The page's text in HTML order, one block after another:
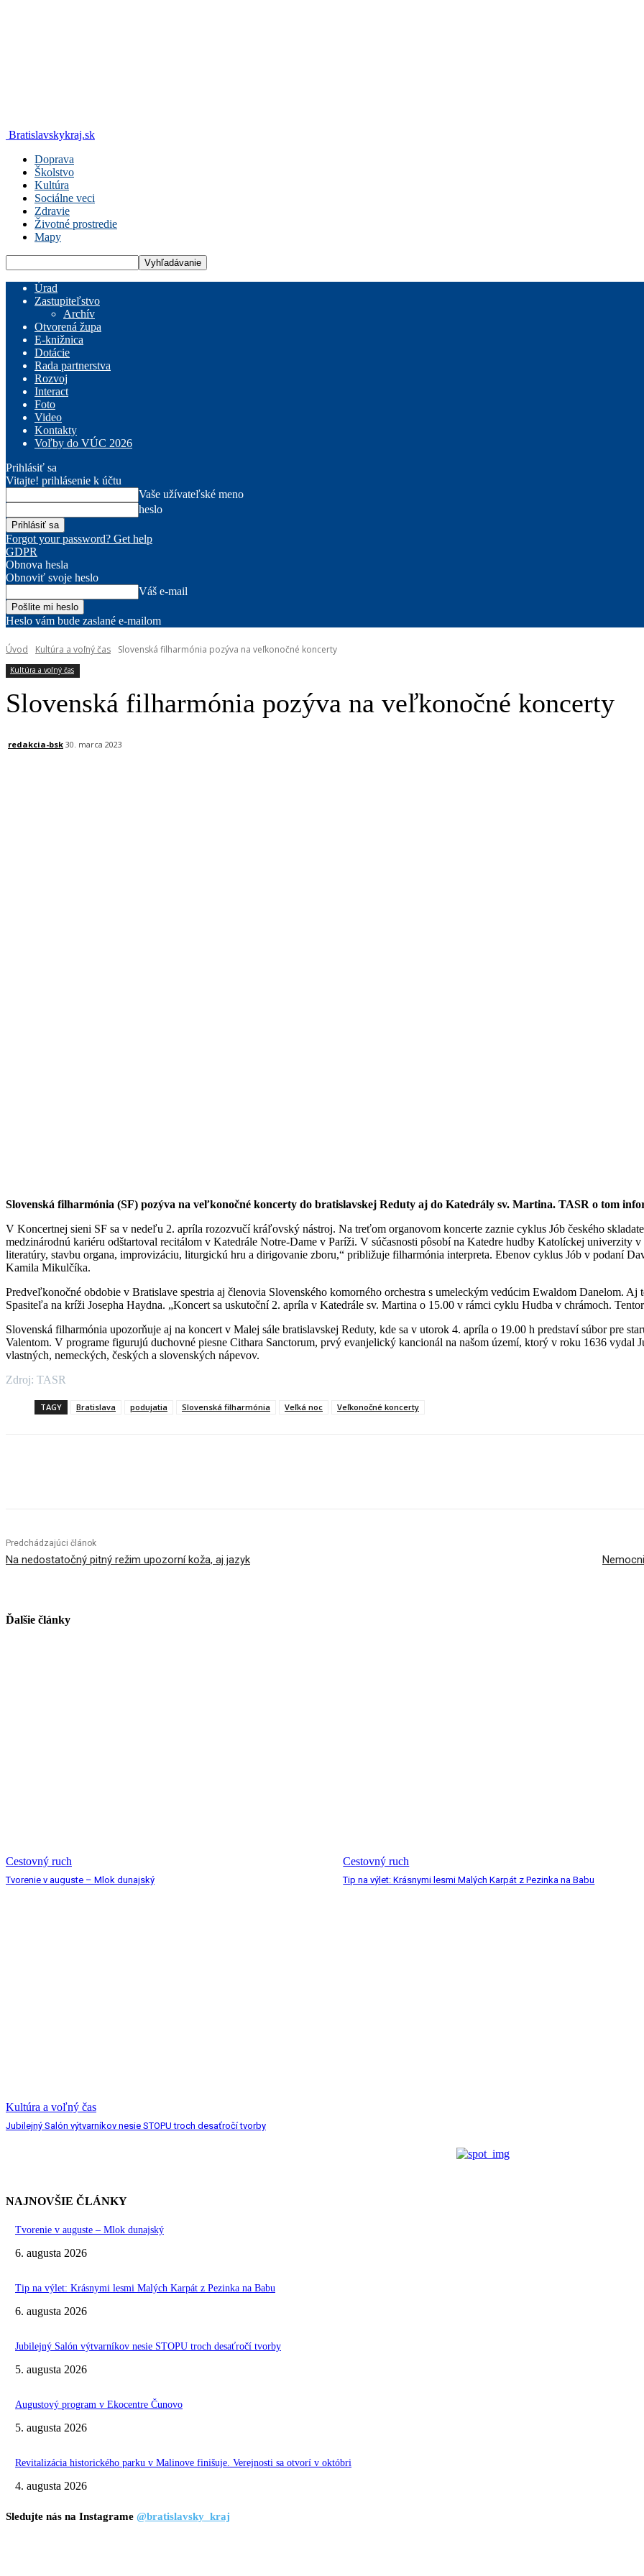
Bratislavskykraj.sk
Doprava
Školstvo
Kultúra
Sociálne veci
Zdravie
Životné prostredie
Mapy
Úrad
Zastupiteľstvo
Archív
Otvorená župa
E-knižnica
Dotácie
Rada partnerstva
Rozvoj
Interact
Foto
Video
Kontakty
Voľby do VÚC 2026
Prihlásiť sa
Vitajte! prihlásenie k účtu
Vaše užívateľské meno
heslo
Forgot your password? Get help
GDPR
Obnova hesla
Obnoviť svoje heslo
Váš e-mail
Heslo vám bude zaslané e-mailom
Úvod Kultúra a voľný čas Slovenská filharmónia pozýva na veľkonočné koncerty
Kultúra a voľný čas
Slovenská filharmónia pozýva na veľkonočné koncerty
redakcia-bsk 30. marca 2023
Slovenská filharmónia (SF) pozýva na veľkonočné koncerty do bratislavskej Reduty aj do Katedrály sv. Martina. TASR o tom
V Koncertnej sieni SF sa v nedeľu 2. apríla rozozvučí kráľovský nástroj. Na treťom organovom koncerte zaznie cyklus Jób českého
medzinárodnú kariéru odštartoval recitálom v Katedrále Notre-Dame v Paríži. V súčasnosti pôsobí na Katedre hudby Katolíckej univerzity
literatúry, stavbu organa, improvizáciu, liturgickú hru a dirigovanie zboru,“ približuje filharmónia interpreta. Ebenov cyklus Jób v podaní
Kamila Mikulčíka.
Predveľkonočné obdobie v Bratislave spestria aj členovia Slovenského komorného orchestra s umeleckým vedúcim Ewaldom Danelom.
Spasiteľa na kríži Josepha Haydna. „Koncert sa uskutoční 2. apríla v Katedrále sv. Martina o 15.00 v rámci cyklu Hudba v chrámoch.
Slovenská filharmónia upozorňuje aj na koncert v Malej sále bratislavskej Reduty, kde sa v utorok 4. apríla o 19.00 h predstaví súbor pre
Valentom. V programe figurujú duchovné piesne Cithara Sanctorum, prvý evanjelický kancionál na našom území, ktorý v roku 1636 vydal
vlastných, nemeckých, českých a slovenských nápevov.
Zdroj: TASR
TAGY Bratislava podujatia Slovenská filharmónia Veľká noc Veľkonočné koncerty
Predchádzajúci článok
Na nedostatočný pitný režim upozorní koža, aj jazyk
Ďalšie články
Cestovný ruch
Tvorenie v auguste – Mlok dunajský
Cestovný ruch
Tip na výlet: Krásnymi lesmi Malých Karpát z Pezinka na Babu
Kultúra a voľný čas
Jubilejný Salón výtvarníkov nesie STOPU troch desaťročí tvorby
NAJNOVŠIE ČLÁNKY
Tvorenie v auguste – Mlok dunajský
6. augusta 2026
Tip na výlet: Krásnymi lesmi Malých Karpát z Pezinka na Babu
6. augusta 2026
Jubilejný Salón výtvarníkov nesie STOPU troch desaťročí tvorby
5. augusta 2026
Augustový program v Ekocentre Čunovo
5. augusta 2026
Revitalizácia historického parku v Malinove finišuje. Verejnosti sa otvorí v októbri
4. augusta 2026
Sledujte nás na Instagrame @bratislavsky_kraj